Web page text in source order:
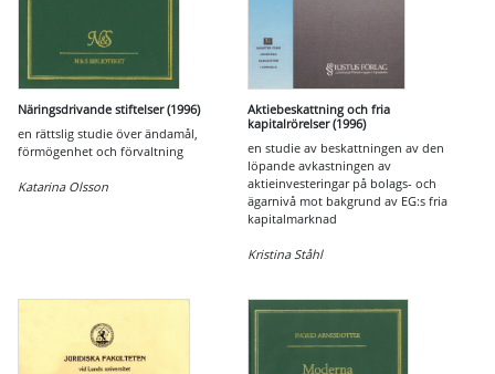
Näringsdrivande stiftelser (1996)
en rättslig studie över ändamål,
förmögenhet och förvaltning
Katarina Olsson
Aktiebeskattning och fria
kapitalrörelser (1996)
en studie av beskattningen av den
löpande avkastningen av
aktieinvesteringar på bolags- och
ägarnivå mot bakgrund av EG:s fria
kapitalmarknad
Kristina Ståhl